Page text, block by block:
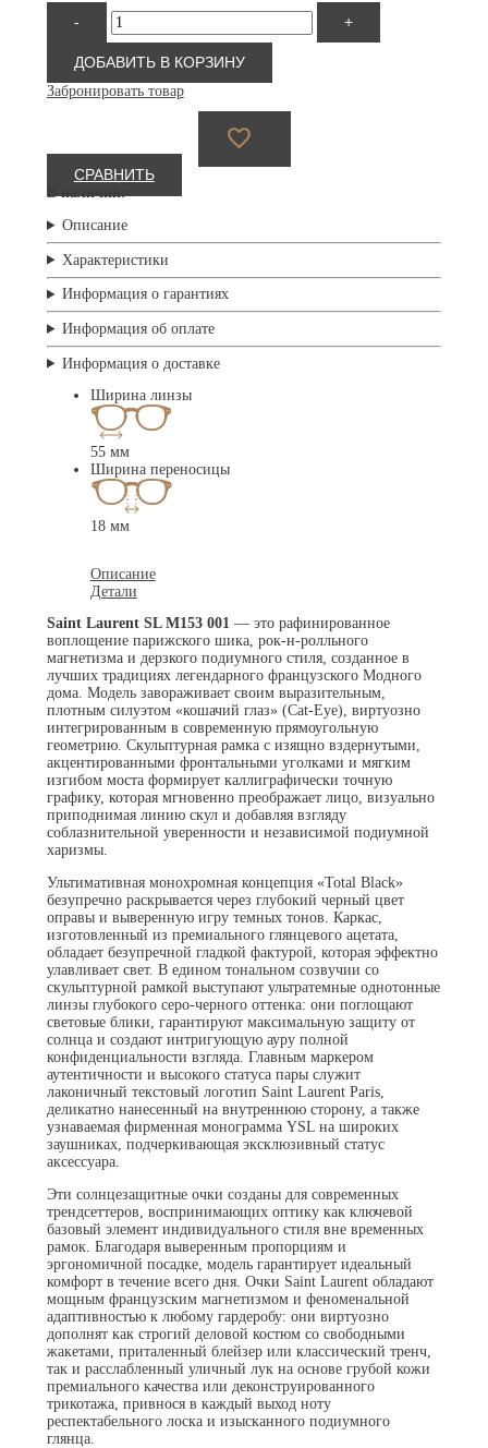
-
Количество
товара
Saint
Laurent
M153
001
+
ДОБАВИТЬ В КОРЗИНУ
Забронировать товар
СРАВНИТЬ
В наличии:
Описание
Характеристики
Информация о гарантиях
Информация об оплате
Информация о доставке
Ширина линзы
55 мм
Ширина переносицы
18 мм
Описание
Детали
Saint Laurent SL M153 001— это рафинированное
воплощение парижского шика, рок-н-ролльного
магнетизма и дерзкого подиумного стиля, созданное в
лучших традициях легендарного французского Модного
дома. Модель завораживает своим выразительным,
плотным силуэтом «кошачий глаз» (Cat-Eye), виртуозно
интегрированным в современную прямоугольную
геометрию. Скульптурная рамка с изящно вздернутыми,
акцентированными фронтальными уголками и мягким
изгибом моста формирует каллиграфически точную
графику, которая мгновенно преображает лицо, визуально
приподнимая линию скул и добавляя взгляду
соблазнительной уверенности и независимой подиумной
харизмы.
Ультимативная монохромная концепция «Total Black»
безупречно раскрывается через глубокий черный цвет
оправы и выверенную игру темных тонов. Каркас,
изготовленный из премиального глянцевого ацетата,
обладает безупречной гладкой фактурой, которая эффектно
улавливает свет. В едином тональном созвучии со
скульптурной рамкой выступают ультратемные однотонные
линзы глубокого серо-черного оттенка: они поглощают
световые блики, гарантируют максимальную защиту от
солнца и создают интригующую ауру полной
конфиденциальности взгляда. Главным маркером
аутентичности и высокого статуса пары служит
лаконичный текстовый логотип Saint Laurent Paris,
деликатно нанесенный на внутреннюю сторону, а также
узнаваемая фирменная монограмма YSL на широких
заушниках, подчеркивающая эксклюзивный статус
аксессуара.
Эти солнцезащитные очки созданы для современных
трендсеттеров, воспринимающих оптику как ключевой
базовый элемент индивидуального стиля вне временных
рамок. Благодаря выверенным пропорциям и
эргономичной посадке, модель гарантирует идеальный
комфорт в течение всего дня. Очки Saint Laurent обладают
мощным французским магнетизмом и феноменальной
адаптивностью к любому гардеробу: они виртуозно
дополнят как строгий деловой костюм со свободными
жакетами, приталенный блейзер или классический тренч,
так и расслабленный уличный лук на основе грубой кожи
премиального качества или деконструированного
трикотажа, привнося в каждый выход ноту
респектабельного лоска и изысканного подиумного
глянца.